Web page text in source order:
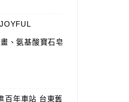
、氨基酸寶石皂
百年車站 台東舊